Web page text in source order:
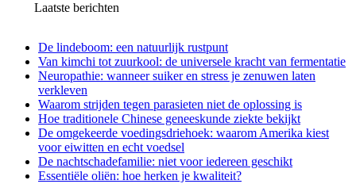
Laatste berichten
De lindeboom: een natuurlijk rustpunt
Van kimchi tot zuurkool: de universele kracht van fermentatie
Neuropathie: wanneer suiker en stress je zenuwen laten
verkleven
Waarom strijden tegen parasieten niet de oplossing is
Hoe traditionele Chinese geneeskunde ziekte bekijkt
De omgekeerde voedingsdriehoek: waarom Amerika kiest
voor eiwitten en echt voedsel
De nachtschadefamilie: niet voor iedereen geschikt
Essentiële oliën: hoe herken je kwaliteit?